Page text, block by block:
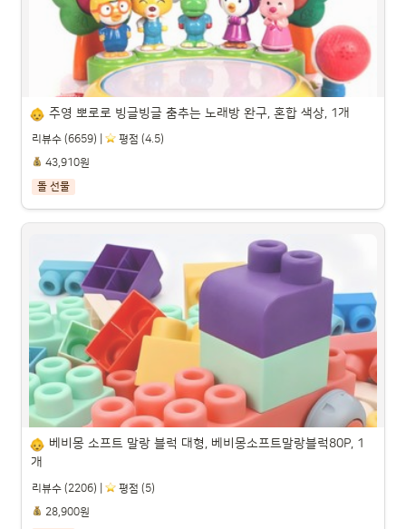
주영 뽀로로 빙글빙글 춤추는 노래방 완구, 혼합 색상, 1개
파트너스 활동을 통해 일정액의 수수료를 제공받을 수 있습니다.
주영 뽀로로 빙글빙글 춤추는 노래방 완구, 혼합 색상, 1개
리뷰수 (6659) |
️ 평점 (4.5)
43,910원
돌 선물
베비몽 소프트 말랑 블럭 대형, 베비몽소프트말랑블럭80P, 1
개
리뷰수 (2206) |
️ 평점 (5)
28,900원